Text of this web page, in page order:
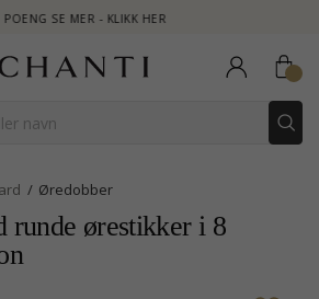
- KLIKK HER
Øredobber
runde ørestikker i 8